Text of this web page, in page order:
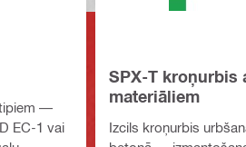
—
EC-1 vai
SPX-T kroņurbis
materiāliem
Izcils kroņurbis